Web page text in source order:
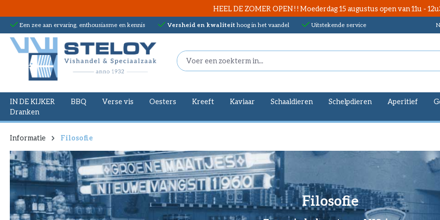
HEEL DE ZOMER OPEN ! ! Moederdag 15 augustus open van 11u -
Een zee aan ervaring, enthousiasme en kennis Versheid en kwaliteit hoog in het vaandel Uitstekende service
IN DE KIJKER BBQ Verse vis Oesters Kreeft Kaviaar Schaaldieren Schelpdieren Aperitief
Dranken
Informatie Filosofie
Filosofie